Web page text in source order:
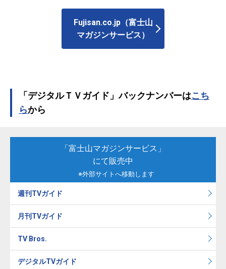
Fujisan.co.jp（富士山
マガジンサービス）
「デジタルＴＶガイド」バックナンバーはこち
らから
「富士山マガジンサービス」
にて販売中
※外部サイトへ移動します
週刊TVガイド
月刊TVガイド
TV Bros.
デジタルTVガイド